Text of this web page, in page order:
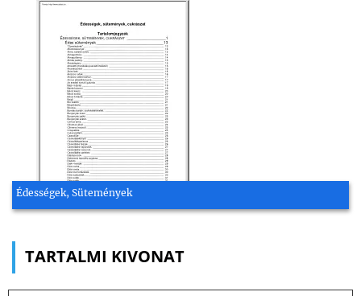
Édességek, Sütemények
TARTALMI KIVONAT